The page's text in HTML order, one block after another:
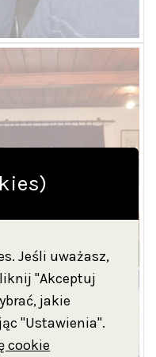
Jeśli uważasz,
"Akceptuj
jakie
"Ustawienia".
cookie